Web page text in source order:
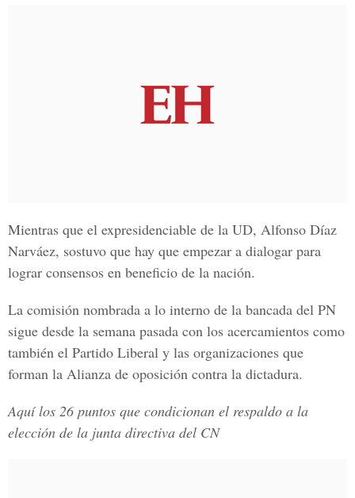
Mientras que el expresidenciable de la UD, Alfonso Díaz
Narváez, sostuvo que hay que empezar a dialogar para
lograr consensos en beneficio de la nación.
La comisión nombrada a lo interno de la bancada del PN
sigue desde la semana pasada con los acercamientos como
también el Partido Liberal y las organizaciones que
forman la Alianza de oposición contra la dictadura.
Aquí los 26 puntos que condicionan el respaldo a la
elección de la junta directiva del CN